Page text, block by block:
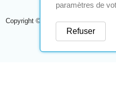
Copyright © 2026 A2S Atex. Tous
paramètres de
Refuser